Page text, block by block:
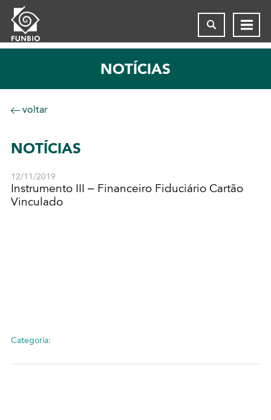
NOTÍCIAS
voltar
NOTÍCIAS
12/11/2019
Instrumento III – Financeiro Fiduciário Cartão
Vinculado
Categoria: